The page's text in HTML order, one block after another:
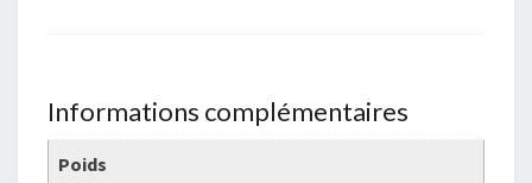
Informations complémentaires
Poids